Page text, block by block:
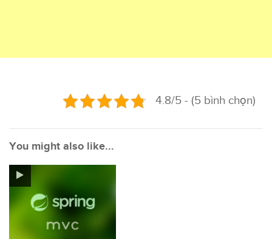
4.8/5 - (5 bình chọn)
You might also like...